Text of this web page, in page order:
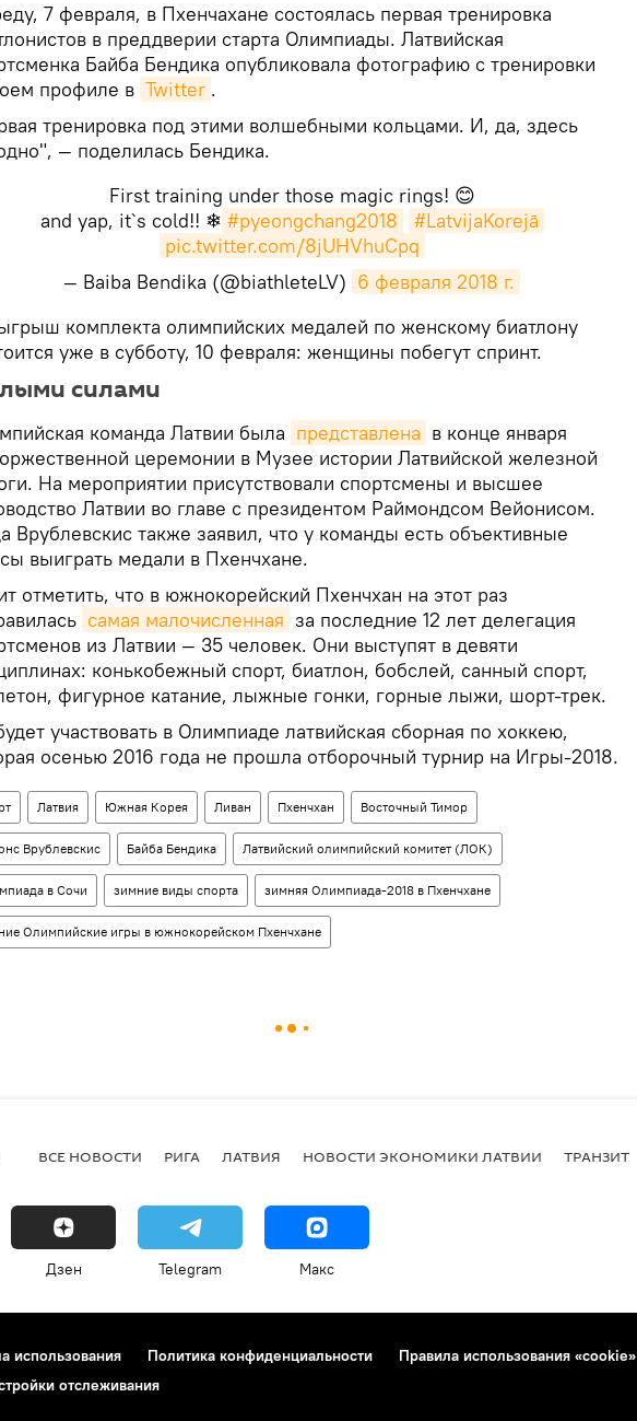
7 февраля, в Пхенчахане состоялась первая тренировка
в преддверии старта Олимпиады. Латвийская
Байба Бендика опубликовала фотографию с тренировки
профиле в Twitter .
тренировка под этими волшебными кольцами. И, да, здесь
— поделилась Бендика.
First training under those magic rings! 😊
and yap, it`s cold!! ❄ #pyeongchang2018
#LatvijaKorejā
pic.twitter.com/8jUHVhuCpq
— Baiba Bendika (@biathleteLV) 6 февраля 2018 г.
комплекта олимпийских медалей по женскому биатлону
уже в субботу, 10 февраля: женщины побегут спринт.
силами
команда Латвии была представлена в конце января
церемонии в Музее истории Латвийской железной
На мероприятии присутствовали спортсмены и высшее
Латвии во главе с президентом Раймондсом Вейонисом.
Врублевскис также заявил, что у команды есть объективные
выиграть медали в Пхенчхане.
отметить, что в южнокорейский Пхенчхан на этот раз
самая малочисленная за последние 12 лет делегация
из Латвии — 35 человек. Они выступят в девяти
конькобежный спорт, биатлон, бобслей, санный спорт,
фигурное катание, лыжные гонки, горные лыжи, шорт-трек.
участвовать в Олимпиаде латвийская сборная по хоккею,
осенью 2016 года не прошла отборочный турнир на Игры-2018.
Латвия Южная Корея Ливан Пхенчхан Восточный Тимор
Врублевскис Байба Бендика Латвийский олимпийский комитет (ЛОК)
в Сочи зимние виды спорта зимняя Олимпиада-2018 в Пхенчхане
Олимпийские игры в южнокорейском Пхенчхане
ВСЕ НОВОСТИ РИГА ЛАТВИЯ НОВОСТИ ЭКОНОМИКИ ЛАТВИИ ТРАНЗИТ
Дзен Telegram Макс
использования Политика конфиденциальности Правила использования «cookie»
отслеживания